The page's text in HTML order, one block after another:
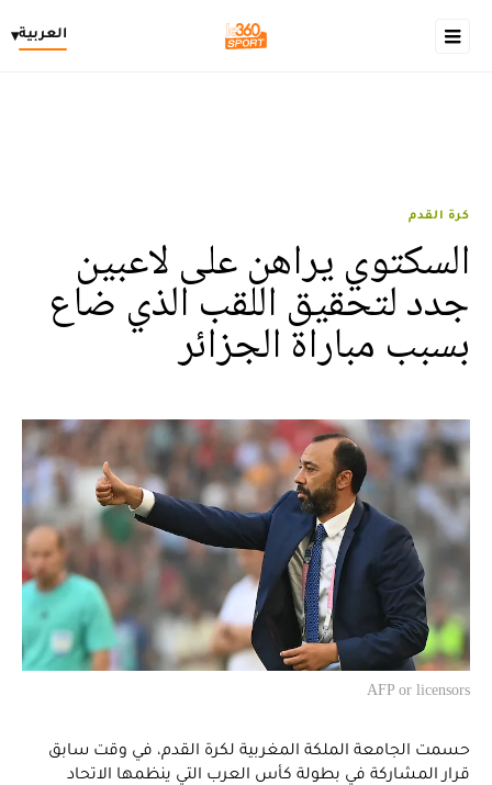
العربية▾
كرة القدم
السكتوي يراهن على لاعبين
جدد لتحقيق اللقب الذي ضاع
بسبب مباراة الجزائر
AFP or licensors
حسمت الجامعة الملكة المغربية لكرة القدم، في وقت سابق
قرار المشاركة في بطولة كأس العرب التي ينظمها الاتحاد